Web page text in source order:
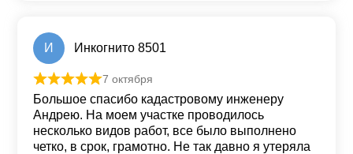
И Инкогнито 8501
Оценка 5из 5
7 октября
Большое спасибо кадастровому инженеру
Андрею. На моем участке проводилось
несколько видов работ, все было выполнено
четко, в срок, грамотно. Не так давно я утеряла